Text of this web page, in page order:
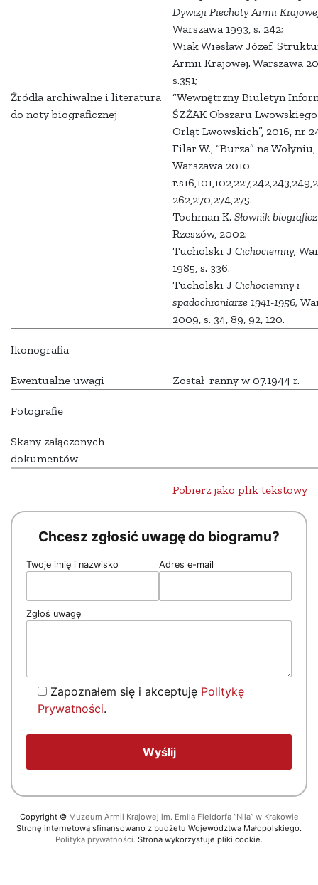
Źródła archiwalne i literatura
do noty biograficznej
Dywizji Piechoty Armii
Warszawa 1993, s. 242;
Wiak Wiesław Józef.
Armii Krajowej. Warszawa
s.351;
“Wewnętrzny Biuletyn
ŚZŻAK Obszaru
Orląt Lwowskich”, 2016, nr
Filar W., “Burza” na Wołyniu,
Warszawa 2010
262,270,274,275.
Tochman K. Słownik
Rzeszów, 2002;
Tucholski J Cichociemny,
1985, s. 336.
Tucholski J Cichociemny i
spadochroniarze 1941-1956,
2009, s. 34, 89, 92, 120.
Ikonografia
Ewentualne uwagi Został ranny w 07.1944 r.
Fotografie
Skany załączonych
dokumentów
Pobierz jako plik tekstowy
Chcesz zgłosić uwagę do biogramu?
Twoje imię i nazwisko Adres e-mail
Zgłoś uwagę
Zapoznałem się i akceptuję Politykę
Prywatności.
Copyright © Muzeum Armii Krajowej im. Emila Fieldorfa “Nila” w Krakowie
Stronę internetową sfinansowano z budżetu Województwa Małopolskiego.
Polityka prywatności. Strona wykorzystuje pliki cookie.